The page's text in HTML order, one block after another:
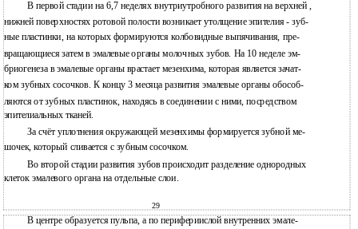
В первой стадии на 6,7 неделях внутриутробного развития на верхней ,
нижней поверхностях ротовой полости возникает утолщение эпителия - зуб-
ные пластинки, на которых формируются колбовидные выпячивания, пре-
вращающиеся затем в эмалевые органы молочных зубов. На 10 неделе эм-
бриогенеза в эмалевые органы врастает мезенхима, которая является зачат-
ком зубных сосочков. К концу 3 месяца развития эмалевые органы обособ-
ляются от зубных пластинок, находясь в соединении с ними, посредством
эпителиальных тканей.
За счёт уплотнения окружающей мезенхимы формируется зубной ме-
шочек, который сливается с зубным сосочком.
Во второй стадии развития зубов происходит разделение однородных
клеток эмалевого органа на отдельные слои.
29
В центре образуется пульпа, а по перифериислой внутренних эмале-